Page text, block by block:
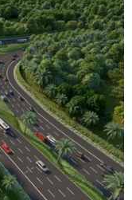
khách